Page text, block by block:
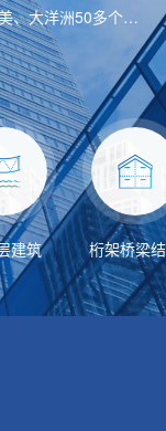
、大洋洲50多个国
建筑 桁架桥梁